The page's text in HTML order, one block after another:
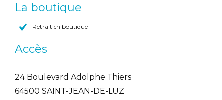
La boutique
Retrait en boutique
Accès
24 Boulevard Adolphe Thiers
64500 SAINT-JEAN-DE-LUZ